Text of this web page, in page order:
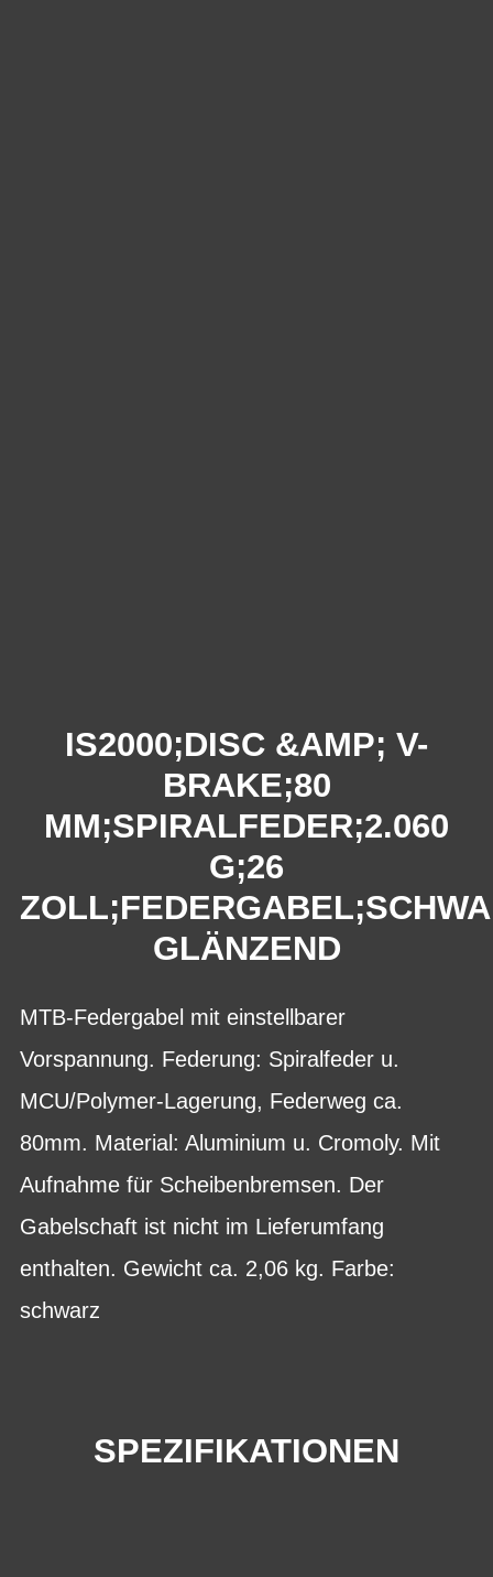
IS2000;DISC &AMP; V-
BRAKE;80
MM;SPIRALFEDER;2.060
G;26
GLÄNZEND
MTB-Federgabel mit einstellbarer
Vorspannung. Federung: Spiralfeder u.
MCU/Polymer-Lagerung, Federweg ca.
80mm. Material: Aluminium u. Cromoly. Mit
Aufnahme für Scheibenbremsen. Der
Gabelschaft ist nicht im Lieferumfang
enthalten. Gewicht ca. 2,06 kg. Farbe:
schwarz
SPEZIFIKATIONEN